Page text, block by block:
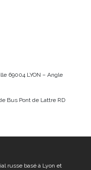
69004 LYON – Angle
Bus Pont de Lattre RD
russe basé à Lyon et